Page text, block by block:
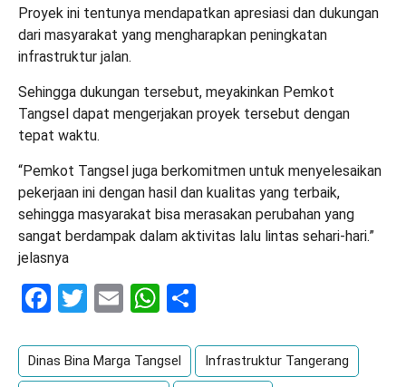
Proyek ini tentunya mendapatkan apresiasi dan dukungan
dari masyarakat yang mengharapkan peningkatan
infrastruktur jalan.
Sehingga dukungan tersebut, meyakinkan Pemkot
Tangsel dapat mengerjakan proyek tersebut dengan
tepat waktu.
“Pemkot Tangsel juga berkomitmen untuk menyelesaikan
pekerjaan ini dengan hasil dan kualitas yang terbaik,
sehingga masyarakat bisa merasakan perubahan yang
sangat berdampak dalam aktivitas lalu lintas sehari-hari.”
jelasnya
Facebook
Twitter
EmailWhatsApp
Dinas Bina Marga Tangsel Infrastruktur Tangerang